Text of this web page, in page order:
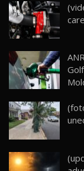
16
17